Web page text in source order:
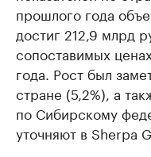
прошлого года
достиг 212,9 млрд
сопоставимых
года. Рост был
стране (5,2%), а
по Сибирскому
уточняют в Sherpa